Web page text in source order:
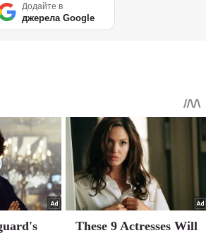
Додайте в
джерела Google
These 9 Actresses Will